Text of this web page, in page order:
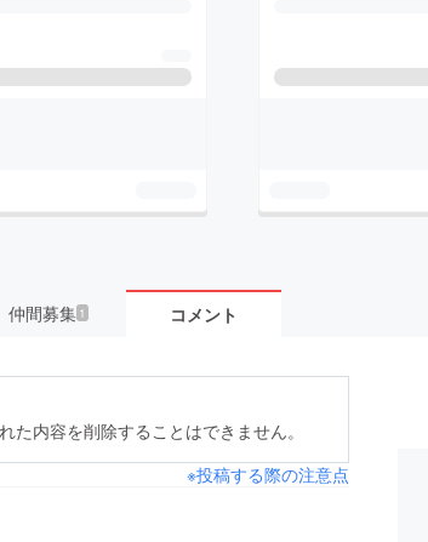
仲間募集 1 コメント
内容を削除することはできません。
※投稿する際の注意点